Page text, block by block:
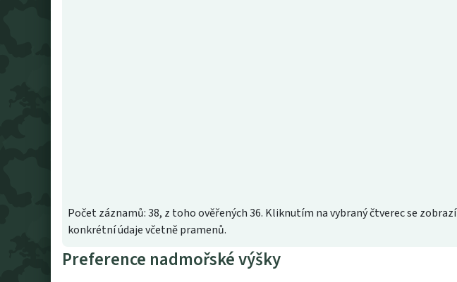
Počet záznamů: 38, z toho ověřených 36. Kliknutím na vybraný čtverec se zobrazí
konkrétní údaje včetně pramenů.
Preference nadmořské výšky